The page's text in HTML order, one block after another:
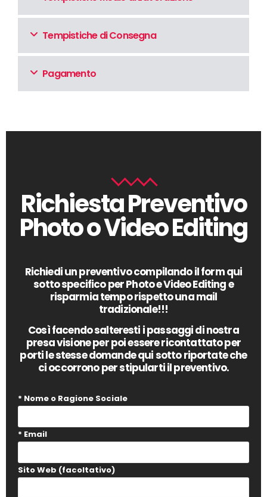
Tempistiche di Consegna
Pagamento
Richiesta Preventivo
Photo o Video Editing
Richiedi un preventivo compilando il form qui
sotto specifico per Photo e Video Editing e
risparmia tempo rispetto una mail
tradizionale!!!
Così facendo salteresti i passaggi di nostra
presa visione per poi essere ricontattato per
porti le stesse domande qui sotto riportate che
ci occorrono per stipularti il preventivo.
* Nome o Ragione Sociale
* Email
Sito Web (facoltativo)